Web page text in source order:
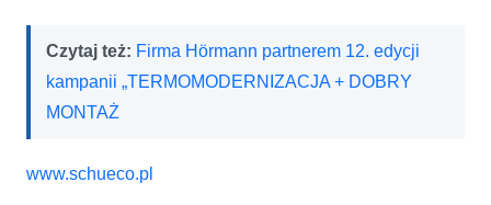
Czytaj też: Firma Hörmann partnerem 12. edycji
kampanii „TERMOMODERNIZACJA + DOBRY
MONTAŻ
www.schueco.pl